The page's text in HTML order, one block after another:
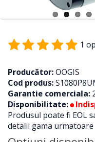
1
Producător:OOGIS
Cod produs:
Garantie comerciala:
Disponibilitate:
Produsul poate fi EOL
detalii gama urmatoare